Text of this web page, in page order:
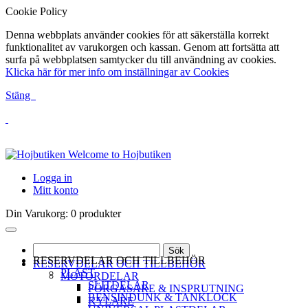
Cookie Policy
Denna webbplats använder cookies för att säkerställa korrekt
funktionalitet av varukorgen och kassan. Genom att fortsätta att
surfa på webbplatsen samtycker du till användning av cookies.
Klicka här för mer info om inställningar av Cookies
Stäng
Welcome to Hojbutiken
Logga in
Mitt konto
Din Varukorg: 0 produkter
Sök
RESERVDELAR OCH TILLBEHÖR
MOTORDELAR
FÖRGASARE & INSPRUTNING
KYLARE
RESERVDELAR OCH TILLBEHÖR
PLAST
SLITDELAR
BENSINDUNK & TANKLOCK